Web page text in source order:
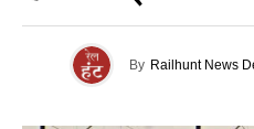
By Railhunt News